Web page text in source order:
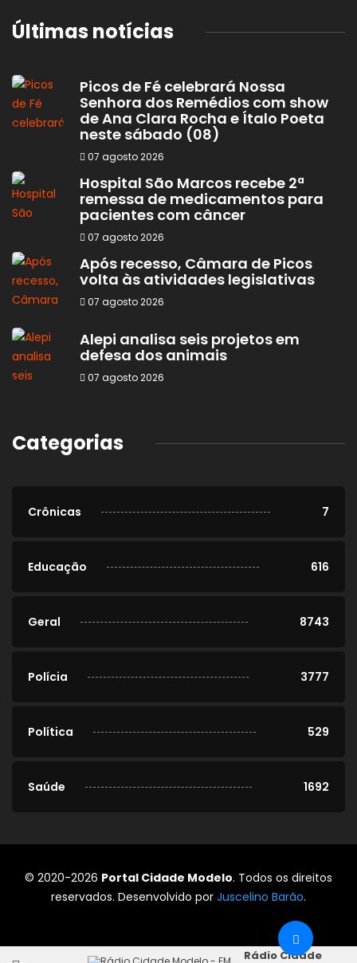
Rádio Cidade
Últimas notícias
Picos de Fé celebrará Nossa
Senhora dos Remédios com show
de Ana Clara Rocha e Ítalo Poeta
neste sábado (08)
07 agosto 2026
Hospital São Marcos recebe 2ª
remessa de medicamentos para
pacientes com câncer
07 agosto 2026
Após recesso, Câmara de Picos
volta às atividades legislativas
07 agosto 2026
Alepi analisa seis projetos em
defesa dos animais
07 agosto 2026
Categorias
Crônicas 7
Educação 616
Geral 8743
Polícia 3777
Política 529
Saúde 1692
© 2020-2026 Portal Cidade Modelo. Todos os direitos
reservados. Desenvolvido por Juscelino Barão.